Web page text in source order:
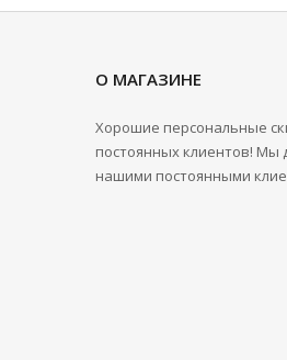
О МАГАЗИНЕ
Хорошие персональные
постоянных клиентов! Мы
нашими постоянными